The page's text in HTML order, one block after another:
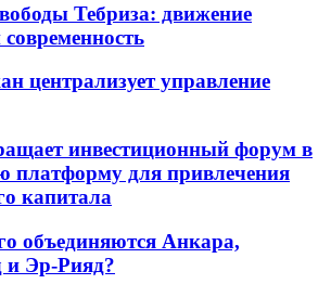
Тебриза: движение
централизует управление
инвестиционный форум в
платформу для привлечения
капитала
объединяются Анкара,
и Эр-Рияд?